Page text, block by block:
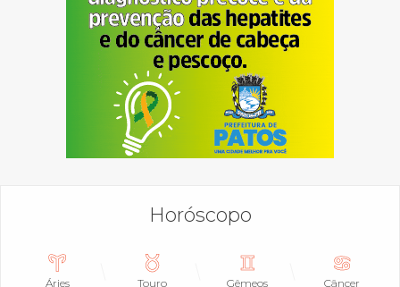
Horóscopo
Áries Touro Gêmeos Câncer